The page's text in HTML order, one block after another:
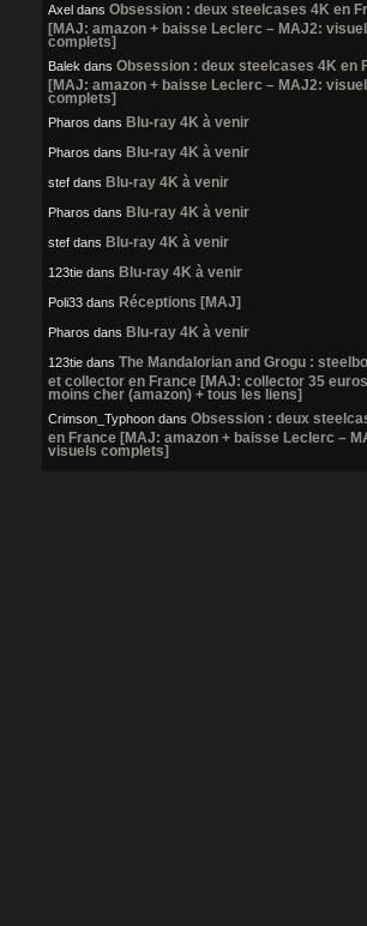
Axel dans Obsession : deux steelcases 4K en
[MAJ: amazon + baisse Leclerc – MAJ2:
complets]
Balek dans Obsession : deux steelcases 4K en
[MAJ: amazon + baisse Leclerc – MAJ2:
complets]
Pharos dans Blu-ray 4K à venir
Pharos dans Blu-ray 4K à venir
stef dans Blu-ray 4K à venir
Pharos dans Blu-ray 4K à venir
stef dans Blu-ray 4K à venir
123tie dans Blu-ray 4K à venir
Poli33 dans Réceptions [MAJ]
Pharos dans Blu-ray 4K à venir
123tie dans The Mandalorian and Grogu :
et collector en France [MAJ: collector 35 euros
moins cher (amazon) + tous les liens]
Crimson_Typhoon dans Obsession : deux
en France [MAJ: amazon + baisse Leclerc –
visuels complets]